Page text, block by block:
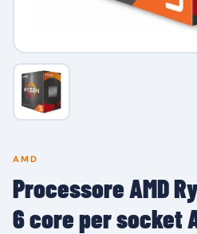
AMD
Processore AMD
6 core per socket